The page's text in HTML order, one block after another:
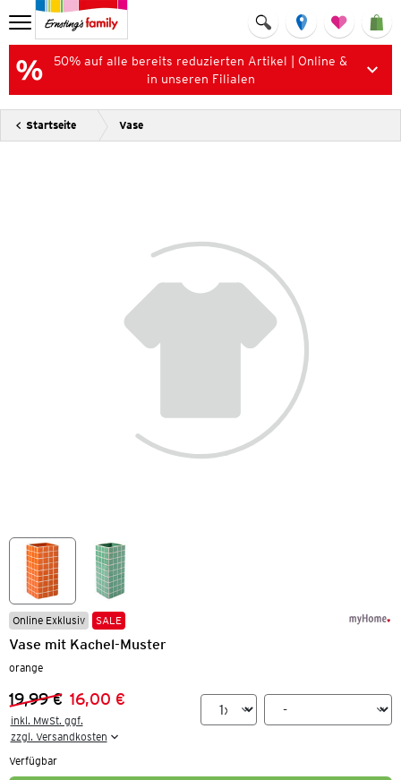
50% auf alle bereits reduzierten Artikel | Online &
in unseren Filialen
Startseite Vase
Online Exklusiv SALE
Vase mit Kachel-Muster
orange
Vorheriger Preis:
19,99 €
Neuer Preis:
16,00 €
inkl. MwSt. ggf.
zzgl. Versandkosten
Verfügbar